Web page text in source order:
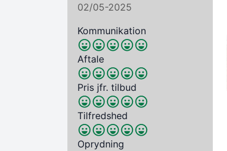
02/05-2025
Kommunikation
Aftale
Pris jfr. tilbud
Tilfredshed
Oprydning